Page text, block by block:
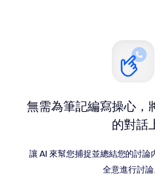
無需為筆記編寫操心，
的對話
讓 AI 來幫您捕捉並總結您的討
全意進行討論